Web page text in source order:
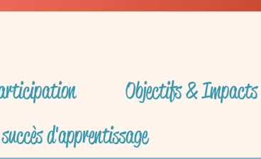
Objectifs & Impacts
d'apprentissage